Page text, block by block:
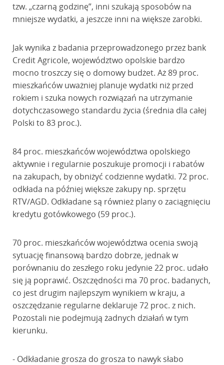
tzw. „czarną godzinę”, inni szukają sposobów na
mniejsze wydatki, a jeszcze inni na większe zarobki.
Jak wynika z badania przeprowadzonego przez bank
Credit Agricole, województwo opolskie bardzo
mocno troszczy się o domowy budżet. Aż 89 proc.
mieszkańców uważniej planuje wydatki niż przed
rokiem i szuka nowych rozwiązań na utrzymanie
dotychczasowego standardu życia (średnia dla całej
Polski to 83 proc.).
84 proc. mieszkańców województwa opolskiego
aktywnie i regularnie poszukuje promocji i rabatów
na zakupach, by obniżyć codzienne wydatki. 72 proc.
odkłada na później większe zakupy np. sprzętu
RTV/AGD. Odkładane są również plany o zaciągnięciu
kredytu gotówkowego (59 proc.).
70 proc. mieszkańców województwa ocenia swoją
sytuację finansową bardzo dobrze, jednak w
porównaniu do zeszłego roku jedynie 22 proc. udało
się ją poprawić. Oszczędności ma 70 proc. badanych,
co jest drugim najlepszym wynikiem w kraju, a
oszczędzanie regularne deklaruje 72 proc. z nich.
Pozostali nie podejmują żadnych działań w tym
kierunku.
- Odkładanie grosza do grosza to nawyk słabo